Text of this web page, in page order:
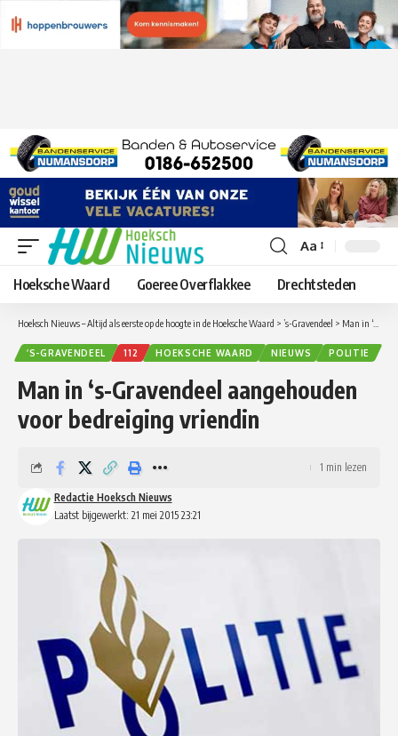
Lettergrootte
aanpassen
Aa
Hoeksche Waard Goeree Overflakkee Drechtsteden
Hoeksch Nieuws – Altijd als eerste op de hoogte in de Hoeksche Waard > ’s-Gravendeel > Man in ‘s-Gravendeel aangehouden voor bedreiging vriendin
’S-GRAVENDEEL 112 HOEKSCHE WAARD NIEUWS POLITIE
Man in ‘s-Gravendeel aangehouden
voor bedreiging vriendin
Laatst bijgewerkt: 21 mei 2015 23:21
Redactie Hoeksch Nieuws
1 min lezen